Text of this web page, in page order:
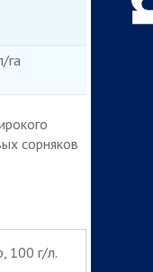
га
сорняков
100 г/л.